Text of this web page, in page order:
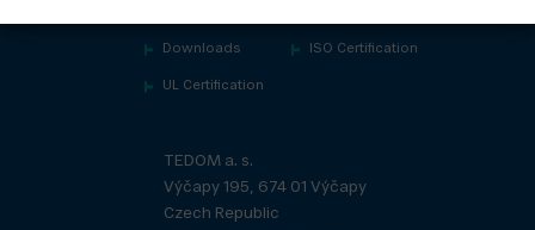
Downloads ISO Certification
UL Certification
TEDOM a. s.
Výčapy 195, 674 01 Výčapy
Czech Republic